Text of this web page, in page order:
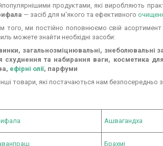
продуктами, які виробляють
— засіб для м'якого та ефективного
того, ми постійно поповнюємо свій асортимент
можете знайти необхідні засоби:
загальнозміцнювальні, знеболювальні
схуднення та набирання ваги, косметика
ефірні олії, парфуми
товари, які постачаються нам безпосередньо з
Ашвагандха
Брахмі